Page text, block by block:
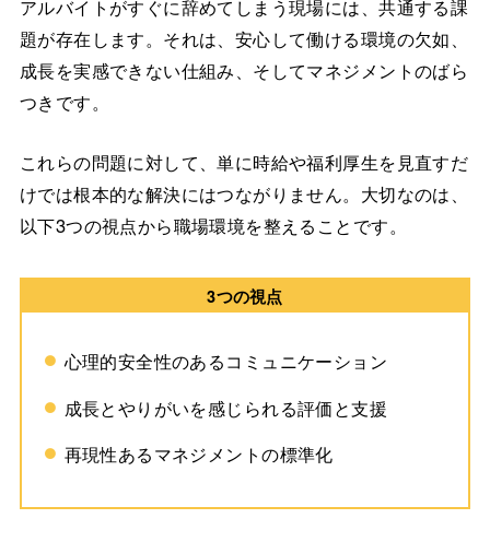
アルバイトがすぐに辞めてしまう現場には、共通する課
題が存在します。それは、安心して働ける環境の欠如、
成長を実感できない仕組み、そしてマネジメントのばら
つきです。
これらの問題に対して、単に時給や福利厚生を見直すだ
けでは根本的な解決にはつながりません。大切なのは、
以下3つの視点から職場環境を整えることです。
3つの視点
心理的安全性のあるコミュニケーション
成長とやりがいを感じられる評価と支援
再現性あるマネジメントの標準化